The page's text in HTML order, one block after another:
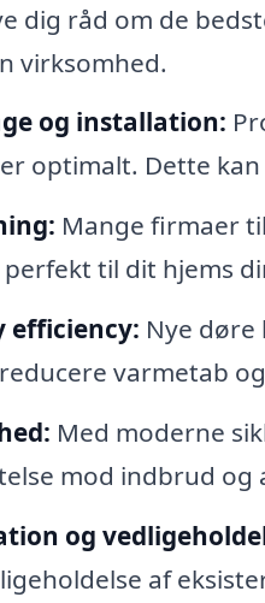
dig råd om de
virksomhed.
og installation:
optimalt. Dette
Mange firmaer
perfekt til dit hjems
efficiency: Nye
varmetab
Med moderne
mod indbrud og
og
af